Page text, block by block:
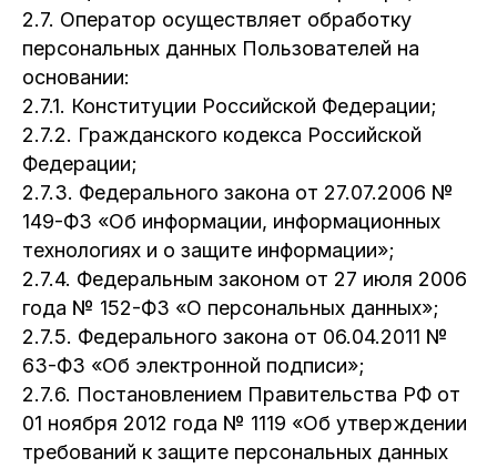
2.7. Оператор осуществляет обработку
персональных данных Пользователей на
основании:
2.7.1. Конституции Российской Федерации;
2.7.2. Гражданского кодекса Российской
Федерации;
2.7.3. Федерального закона от 27.07.2006 №
149-ФЗ «Об информации, информационных
технологиях и о защите информации»;
2.7.4. Федеральным законом от 27 июля 2006
года № 152-ФЗ «О персональных данных»;
2.7.5. Федерального закона от 06.04.2011 №
63-ФЗ «Об электронной подписи»;
2.7.6. Постановлением Правительства РФ от
01 ноября 2012 года № 1119 «Об утверждении
требований к защите персональных данных